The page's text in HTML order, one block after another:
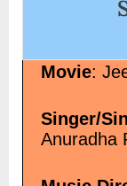
Itanaa Bataa
Movie:
Singer/
Anuradha